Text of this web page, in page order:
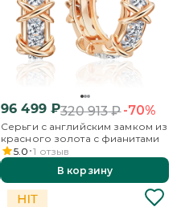
96 499₽320 913₽-70%
Серьги с английским замком из
красного золота с фианитами
5.0 1 отзыв
В корзину